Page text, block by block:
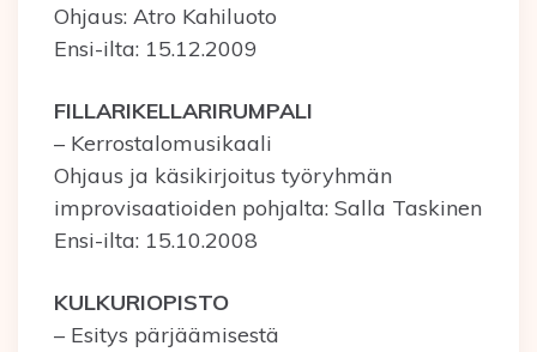
Ohjaus: Atro Kahiluoto
Ensi-ilta: 15.12.2009
FILLARIKELLARIRUMPALI
– Kerrostalomusikaali
Ohjaus ja käsikirjoitus työryhmän
improvisaatioiden pohjalta: Salla Taskinen
Ensi-ilta: 15.10.2008
KULKURIOPISTO
– Esitys pärjäämisestä